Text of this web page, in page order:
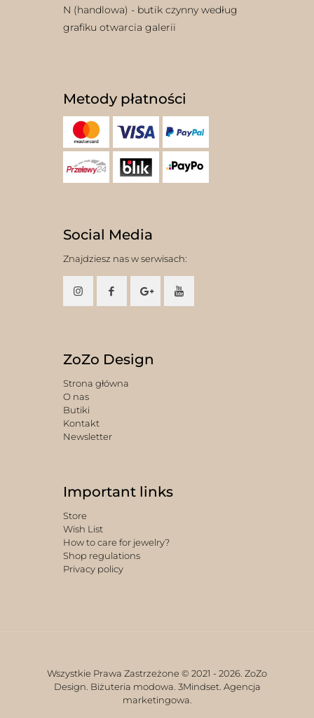
N (handlowa) - butik czynny według
grafiku otwarcia galerii
Metody płatności
Social Media
Znajdziesz nas w serwisach:
ZoZo Design
Strona główna
O nas
Butiki
Kontakt
Newsletter
Important links
Store
Wish List
How to care for jewelry?
Shop regulations
Privacy policy
Wszystkie Prawa Zastrzeżone © 2021 - 2026. ZoZo
Design. Biżuteria modowa. 3Mindset. Agencja
marketingowa.